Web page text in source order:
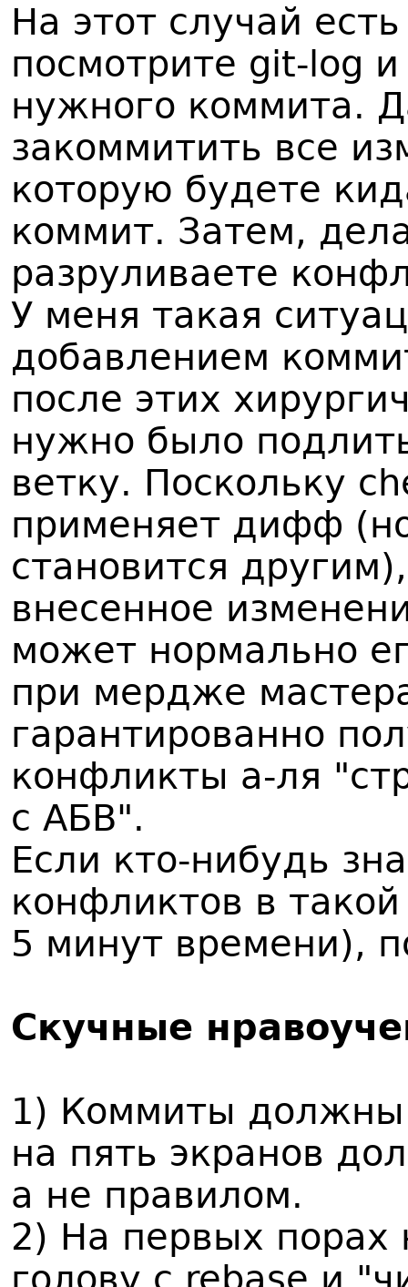
На этот случай
посмотрите git-log
нужного коммита.
закоммитить все
которую будете
коммит. Затем,
разруливаете
У меня такая
добавлением
после этих
нужно было
ветку. Поскольку
применяет дифф
становится
внесенное
может нормально
при мердже
гарантированно
конфликты а-ля
с АБВ".
Если кто-нибудь
конфликтов в
5 минут времени),
Скучные
1) Коммиты
на пять экранов
а не правилом.
2) На первых порах